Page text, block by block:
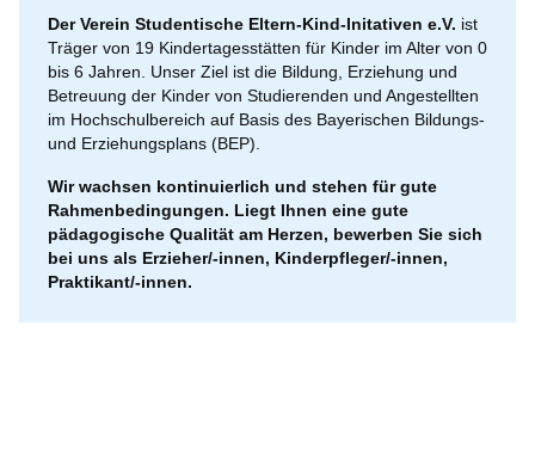
Der Verein Studentische Eltern-Kind-Initativen e.V. ist
Träger von 19 Kindertagesstätten für Kinder im Alter von 0
bis 6 Jahren. Unser Ziel ist die Bildung, Erziehung und
Betreuung der Kinder von Studierenden und Angestellten
im Hochschulbereich auf Basis des Bayerischen Bildungs-
und Erziehungsplans (BEP).
Wir wachsen kontinuierlich und stehen für gute
Rahmenbedingungen. Liegt Ihnen eine gute
pädagogische Qualität am Herzen, bewerben Sie sich
bei uns als Erzieher/-innen, Kinderpfleger/-innen,
Praktikant/-innen.